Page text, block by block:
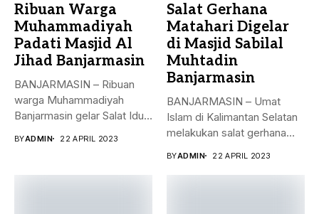
Ribuan Warga
Muhammadiyah
Padati Masjid Al
Jihad Banjarmasin
BANJARMASIN – Ribuan
warga Muhammadiyah
Banjarmasin gelar Salat Idul
BYADMIN 22 APRIL 2023
Salat Gerhana
Matahari Digelar
di Masjid Sabilal
Muhtadin
Banjarmasin
BANJARMASIN – Umat
Islam di Kalimantan Selatan
melakukan salat gerhana
BYADMIN 22 APRIL 2023